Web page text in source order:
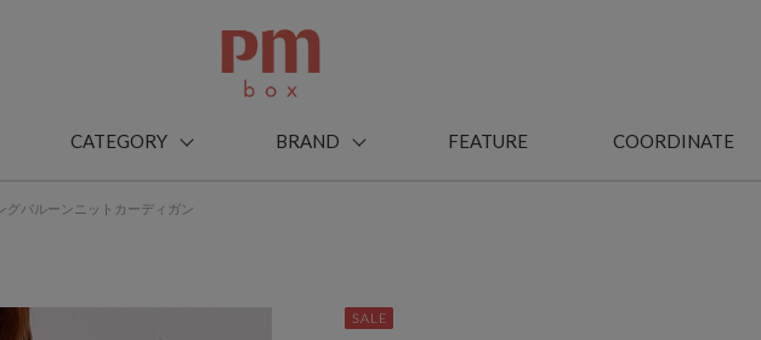
CATEGORY BRAND FEATURE COORDINATE
グバルーンニットカーディガン